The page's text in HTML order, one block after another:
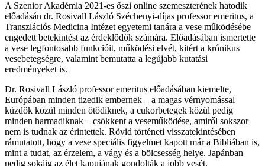
A Szenior Akadémia 2021-es őszi online szemeszterének hatodik
előadásán dr. Rosivall László Széchenyi-díjas professor emeritus, a
Transzlációs Medicina Intézet egyetemi tanára a vese működésébe
engedett betekintést az érdeklődők számára. Előadásában ismertette
a vese legfontosabb funkcióit, működési elvét, kitért a krónikus
vesebetegségre, valamint bemutatta a legújabb kutatási
eredményeket is.
Dr. Rosivall László professor emeritus előadásában kiemelte,
Európában minden tizedik embernek – a magas vérnyomással
küzdők közül minden ötödiknek, a cukorbetegek közül pedig
minden harmadiknak – csökkent a veseműködése, amiről sokszor
nem is tudnak az érintettek. Rövid történeti visszatekintésében
rámutatott, hogy a vese speciális figyelmet kapott már a Bibliában is,
mint a tudat, az érzelem, a vágy és a bölcsesség helye. Japánban
pedig sokáig az élet kapujának gondolták a jobb vesét.